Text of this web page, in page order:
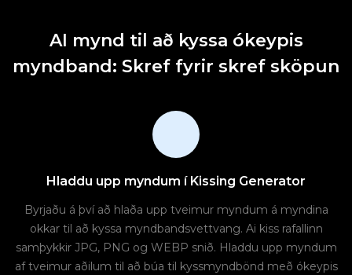
AI mynd til að kyssa ókeypis
myndband: Skref fyrir skref sköpun
Hladdu upp myndum í Kissing Generator
Byrjaðu á því að hlaða upp tveimur myndum á myndina
okkar til að kyssa myndbandsvettvang. Ai kiss rafallinn
samþykkir JPG, PNG og WEBP snið. Hladdu upp myndum
af tveimur aðilum til að búa til kyssmyndbönd með ókeypis